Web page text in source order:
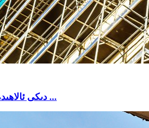
دىكى ئالاھىدە ئەۋزەللىكى نېمە ...